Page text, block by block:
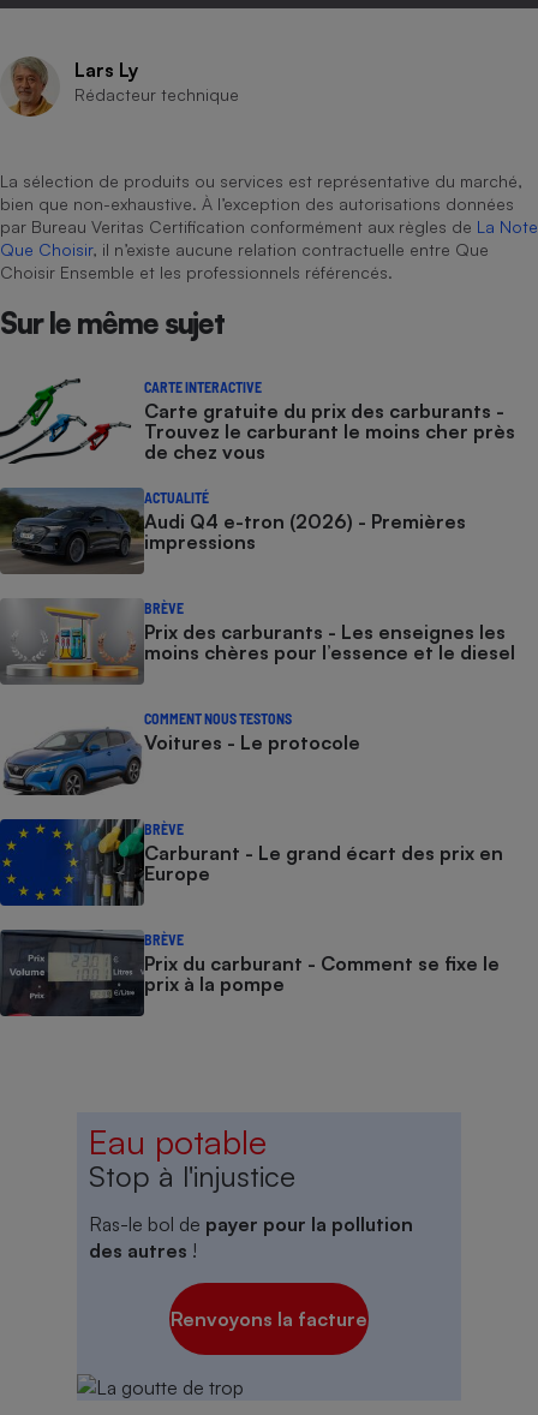
Lars Ly
Rédacteur technique
La sélection de produits ou services est représentative du marché,
bien que non-exhaustive. À l’exception des autorisations données
par Bureau Veritas Certification conformément aux règles de La Note
Que Choisir, il n’existe aucune relation contractuelle entre Que
Choisir Ensemble et les professionnels référencés.
Sur le même sujet
CARTE INTERACTIVE
Carte gratuite du prix des carburants -
Trouvez le carburant le moins cher près
de chez vous
ACTUALITÉ
Audi Q4 e-tron (2026) - Premières
impressions
BRÈVE
Prix des carburants - Les enseignes les
moins chères pour l’essence et le diesel
COMMENT NOUS TESTONS
Voitures - Le protocole
BRÈVE
Carburant - Le grand écart des prix en
Europe
BRÈVE
Prix du carburant - Comment se fixe le
prix à la pompe
Eau potable
Stop à l'injustice
Ras-le bol de payer pour la pollution
des autres !
Renvoyons la facture